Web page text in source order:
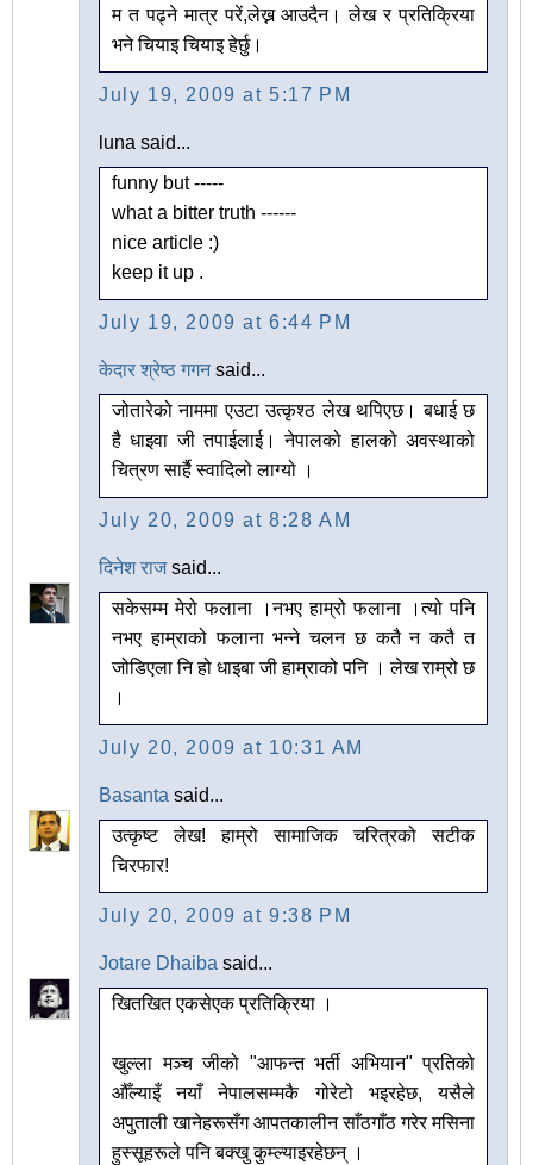
म त पढ्ने मात्र परें,लेख्न आउदैन। लेख र प्रतिक्रिया
भने चियाइ चियाइ हेर्छु।
July 19, 2009 at 5:17 PM
luna said...
funny but -----
what a bitter truth ------
nice article :)
keep it up .
July 19, 2009 at 6:44 PM
केदार श्रेष्ठ गगनsaid...
जोतारेको नाममा एउटा उत्कृश्ठ लेख थपिएछ। बधाई छ
है धाइवा जी तपाईलाई। नेपालको हालको अवस्थाको
चित्रण सार्है स्वादिलो लाग्यो ।
July 20, 2009 at 8:28 AM
दिनेश राजsaid...
सकेसम्म मेरो फलाना ।नभए हाम्रो फलाना ।त्यो पनि
नभए हाम्राको फलाना भन्ने चलन छ कतै न कतै त
जोडिएला नि हो धाइबा जी हाम्राको पनि । लेख राम्रो छ
।
July 20, 2009 at 10:31 AM
Basanta said...
उत्कृष्ट लेख! हाम्रो सामाजिक चरित्रको सटीक
चिरफार!
July 20, 2009 at 9:38 PM
Jotare Dhaiba said...
खितखित एकसेएक प्रतिक्रिया ।
खुल्ला मञ्च जीको "आफन्त भर्ती अभियान" प्रतिको
औँल्याइँ नयाँ नेपालसम्मकै गोरेटो भइरहेछ, यसैले
अपुताली खानेहरूसँग आपतकालीन साँठगाँठ गरेर मसिना
हुस्सूहरूले पनि बक्खु कुम्ल्याइरहेछन् ।